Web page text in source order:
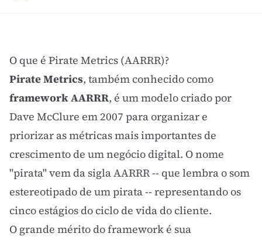
O que é Pirate Metrics (AARRR)?
Pirate Metrics, também conhecido como
framework AARRR, é um modelo criado por
Dave McClure em 2007 para organizar e
priorizar as métricas mais importantes de
crescimento de um negócio digital. O nome
"pirata" vem da sigla AARRR -- que lembra o som
estereotipado de um pirata -- representando os
cinco estágios do ciclo de vida do cliente.
O grande mérito do framework é sua